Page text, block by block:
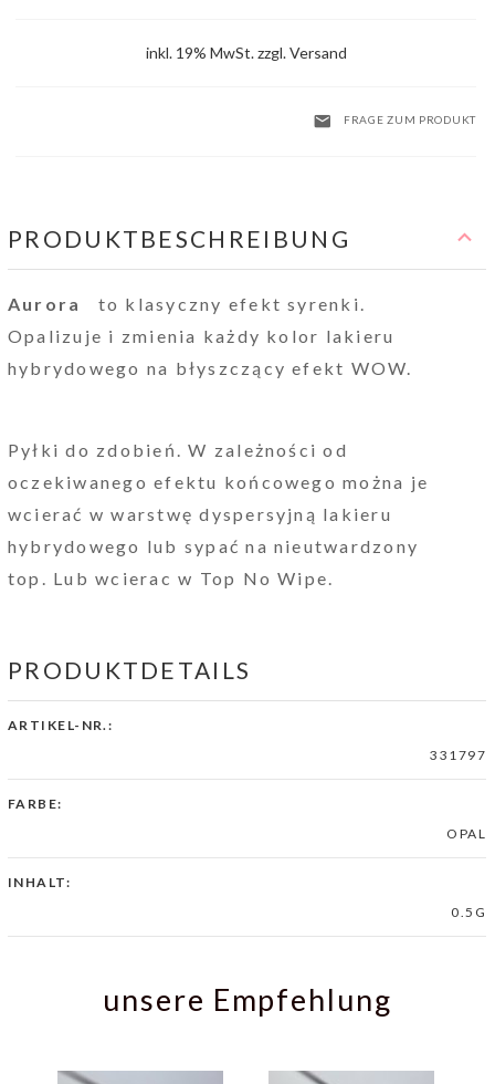
inkl. 19% MwSt. zzgl. Versand
FRAGE ZUM PRODUKT
PRODUKTBESCHREIBUNG
Aurora
to klasyczny efekt syrenki.
Opalizuje i zmienia każdy kolor lakieru
hybrydowego na błyszczący efekt WOW.
Pyłki do zdobień. W zależności od
oczekiwanego efektu końcowego można je
wcierać w warstwę dyspersyjną lakieru
hybrydowego lub sypać na nieutwardzony
top. Lub wcierac w Top No Wipe.
PRODUKTDETAILS
ARTIKEL-NR.:
331797
FARBE:
OPAL
INHALT:
0.5G
unsere Empfehlung